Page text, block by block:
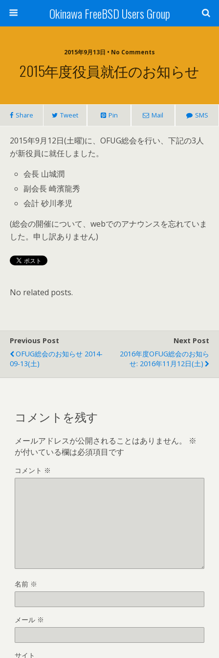
Okinawa FreeBSD Users Group
2015年9月13日 • No Comments
2015年度役員就任のお知らせ
Share Tweet Pin Mail SMS
2015年9月12日(土曜)に、OFUG総会を行い、下記の3人
が新役員に就任しました。
会長 山城潤
副会長 崎濱龍秀
会計 砂川孝児
(総会の開催について、webでのアナウンスを忘れていま
した。申し訳ありません)
No related posts.
Previous Post
OFUG総会のお知らせ 2014-
09-13(土)
Next Post
2016年度OFUG総会のお知ら
せ: 2016年11月12日(土)
コメントを残す
メールアドレスが公開されることはありません。
※
が付いている欄は必須項目です
コメント ※
名前 ※
メール ※
サイト